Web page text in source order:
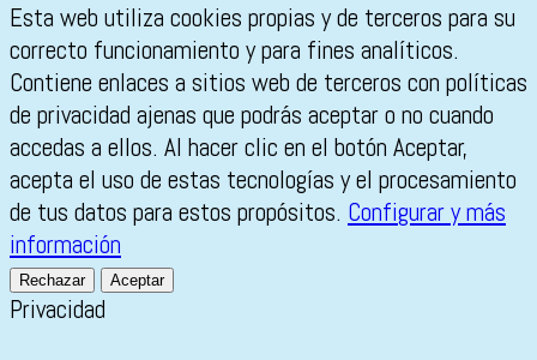
Esta web utiliza cookies propias y de terceros para su
correcto funcionamiento y para fines analíticos.
Contiene enlaces a sitios web de terceros con políticas
de privacidad ajenas que podrás aceptar o no cuando
accedas a ellos. Al hacer clic en el botón Aceptar,
acepta el uso de estas tecnologías y el procesamiento
de tus datos para estos propósitos. Configurar y más
información
Rechazar Aceptar
Privacidad